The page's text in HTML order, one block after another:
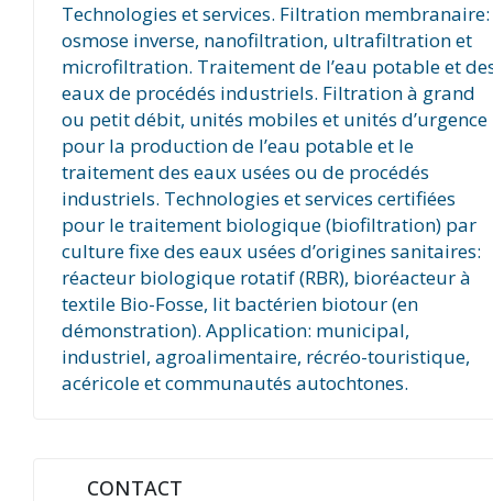
Technologies et services. Filtration membranaire:
osmose inverse, nanofiltration, ultrafiltration et
microfiltration. Traitement de l’eau potable et
eaux de procédés industriels. Filtration à grand
ou petit débit, unités mobiles et unités d’urgence
pour la production de l’eau potable et le
traitement des eaux usées ou de procédés
industriels. Technologies et services certifiées
pour le traitement biologique (biofiltration) par
culture fixe des eaux usées d’origines sanitaires:
réacteur biologique rotatif (RBR), bioréacteur à
textile Bio-Fosse, lit bactérien biotour (en
démonstration). Application: municipal,
industriel, agroalimentaire, récréo-touristique,
acéricole et communautés autochtones.
CONTACT